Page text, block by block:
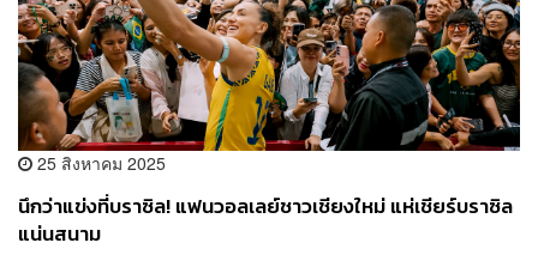
25 สิงหาคม 2025
นึกว่าแข่งที่บราซิล! แฟนวอลเลย์ชาวเชียงใหม่ แห่เชียร์บราซิล
แน่นสนาม